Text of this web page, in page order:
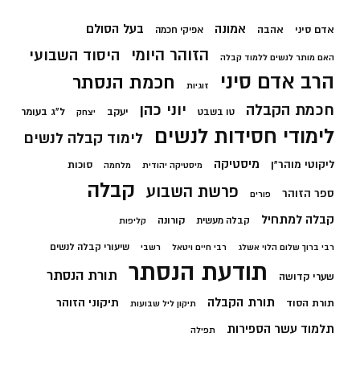
אדם סיני אהבה אמונה אפיקי חכמה בעל הסולם
האם מותר לנשים ללמוד קבלה הזוהר היומי היסוד השבועי
הרב אדם סיני זוגיות חכמת הנסתר
חכמת הקבלה טו בשבט יוני כהן יעקב יצחק ל"ג בעומר
לימודי חסידות לנשים לימוד קבלה לנשים
ליקוטי מוהר"ן מיסטיקה מיסטיקה יהודית מלחמה סוכות
ספר הזוהר פורים פרשת השבוע קבלה
קבלה למתחיל קבלה מעשית קורונה קליפות
רבי ברוך שלום הלוי אשלג רבי חיים ויטאל רשבי שיעורי קבלה לנשים
שערי קדושה תודעת הנסתר תורת הנסתר
תורת הסוד תורת הקבלה תיקון ליל שבועות תיקוני הזוהר
תלמוד עשר הספירות תפילה